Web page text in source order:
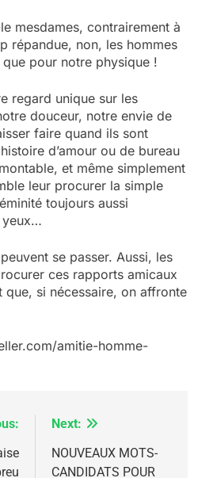
mesdames, contrairement à
répandue, non, les hommes
pour notre physique !
regard unique sur les
douceur, notre envie de
faire quand ils sont
d’amour ou de bureau
et même simplement
leur procurer la simple
toujours aussi
yeux…
se passer. Aussi, les
ces rapports amicaux
que, si nécessaire, on affronte
amitie-homme-
Next:
NOUVEAUX MOTS-
CANDIDATS POUR